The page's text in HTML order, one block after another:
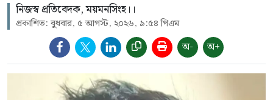
নিজস্ব প্রতিবেদক, ময়মনসিংহ।।
প্রকাশিত: বুধবার, ৫ আগস্ট, ২০২৬, ৯:৫৪ পিএম
অ- অ+